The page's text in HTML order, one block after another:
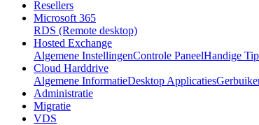
Resellers
Microsoft 365
RDS (Remote desktop)
Hosted Exchange
Algemene InstellingenControle PaneelHandige
Cloud Harddrive
Algemene InformatieDesktop Applicaties
Administratie
Migratie
VDS